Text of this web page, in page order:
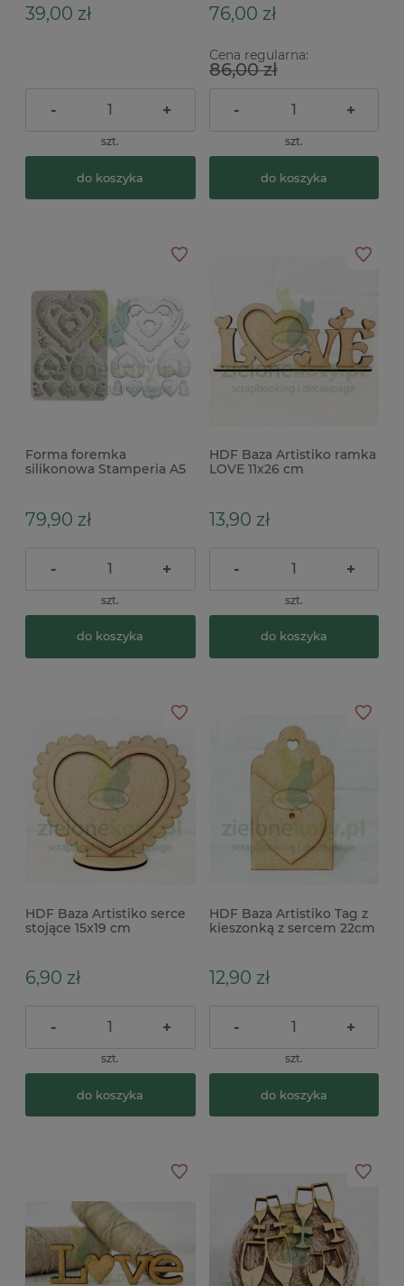
39,00 zł
- +
szt.
do koszyka
76,00 zł
Cena regularna:
86,00 zł
- +
szt.
do koszyka
Forma foremka
silikonowa Stamperia A5
79,90 zł
- +
szt.
do koszyka
HDF Baza Artistiko ramka
LOVE 11x26 cm
13,90 zł
- +
szt.
do koszyka
HDF Baza Artistiko serce
stojące 15x19 cm
6,90 zł
- +
szt.
do koszyka
HDF Baza Artistiko Tag z
kieszonką z sercem 22cm
12,90 zł
- +
szt.
do koszyka